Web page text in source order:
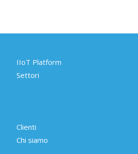
IIoT Platform
Settori
Clienti
Chi siamo